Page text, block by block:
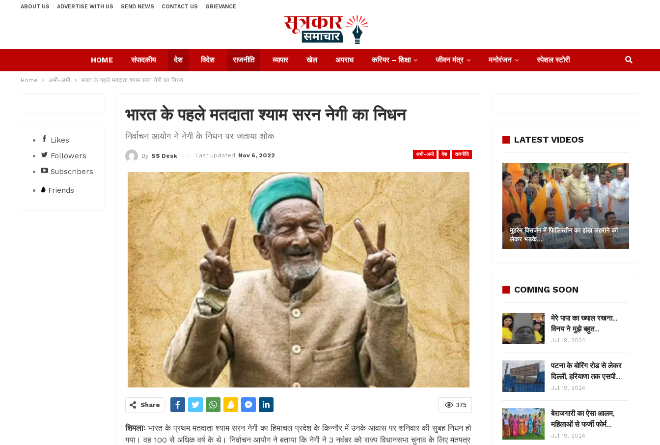
ABOUT US ADVERTISE WITH US SEND NEWS CONTACT US GRIEVANCE
HOME संपादकीय देश विदेश राजनीति व्यापार खेल अपराध करियर – शिक्षा जीवन मंत्र मनोरंजन स्पेशल स्टोरी
Home अभी-अभी भारत के पहले मतदाता श्याम सरन नेगी का निधन
भारत के पहले मतदाता श्याम सरन नेगी का निधन
निर्वाचन आयोग ने नेगी के निधन पर जताया शोक
अभी-अभी देश राजनीति
By SS Desk Last updated Nov 6, 2022
375
Share
शिमलाः भारत के प्रथम मतदाता श्याम सरन नेगी का हिमाचल प्रदेश के किन्नौर में उनके आवास पर शनिवार की सुबह निधन हो
गया। वह 100 से अधिक वर्ष के थे। निर्वाचन आयोग ने बताया कि नेगी ने 3 नवंबर को राज्य विधानसभा चुनाव के लिए मतपत्र
LATEST VIDEOS
मुहर्रम विसर्जन में फिलिस्तीन का झंडा लहराने को
लेकर भड़के…
COMING SOON
मेरे पापा का ख्याल रखना…
विनय ने मुझे बहुत…
Jul 19, 2024
पटना के बोरिंग रोड से लेकर
दिल्ली, हरियाणा तक एसपी…
Jul 19, 2024
बेराजगारी का ऐसा आलम,
महिलाओं से फर्जी फोर्म…
Jul 19, 2024
Likes
Followers
Subscribers
Friends